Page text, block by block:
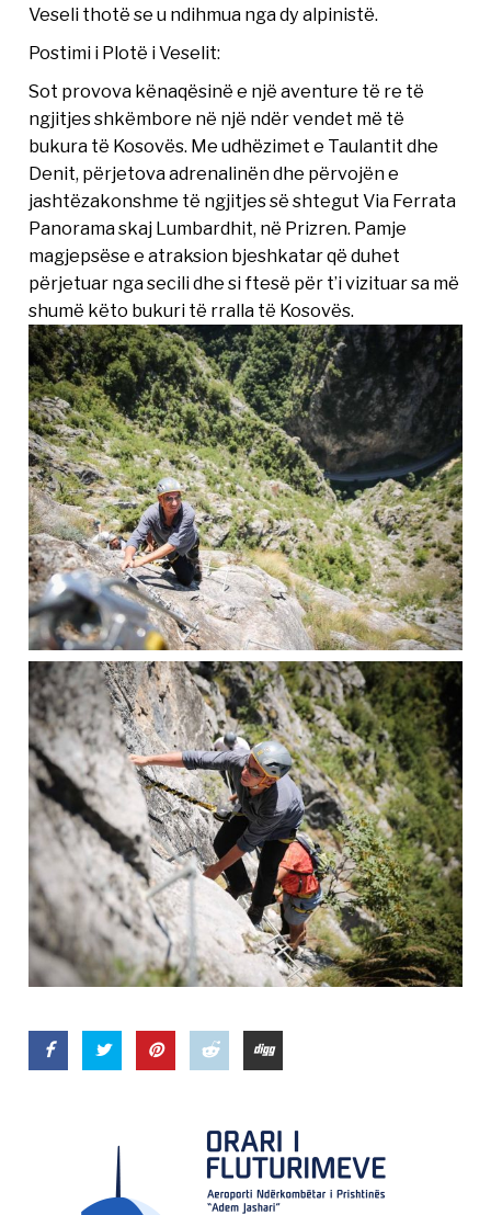
Veseli thotë se u ndihmua nga dy alpinistë.
Postimi i Plotë i Veselit:
Sot provova kënaqësinë e një aventure të re të
ngjitjes shkëmbore në një ndër vendet më të
bukura të Kosovës. Me udhëzimet e Taulantit dhe
Denit, përjetova adrenalinën dhe përvojën e
jashtëzakonshme të ngjitjes së shtegut Via Ferrata
Panorama skaj Lumbardhit, në Prizren. Pamje
magjepsëse e atraksion bjeshkatar që duhet
përjetuar nga secili dhe si ftesë për t’i vizituar sa më
shumë këto bukuri të rralla të Kosovës.